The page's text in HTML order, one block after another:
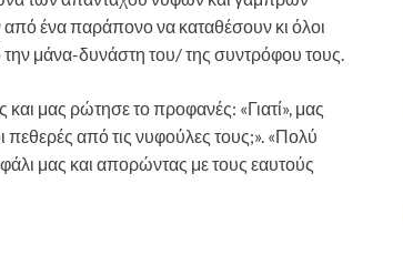
από ένα παράπονο να καταθέσουν κι όλοι
την μάνα-δυνάστη του/ της συντρόφου τους.
μας ρώτησε το προφανές: «Γιατί», μας
πεθερές από τις νυφούλες τους;». «Πολύ
μας και απορώντας με τους εαυτούς